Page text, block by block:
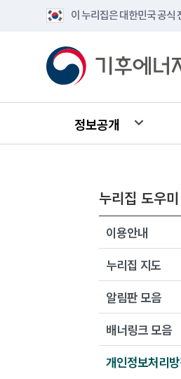
이 누리집은 대한민국 공식
정보공개
누리집 도우미
이용안내
누리집 지도
알림판 모음
배너링크 모음
개인정보처리